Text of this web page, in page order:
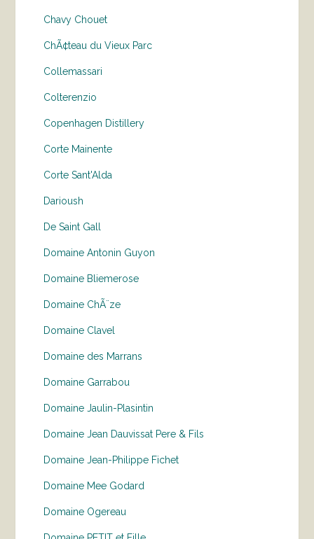
Chavy Chouet
ChÃ¢teau du Vieux Parc
Collemassari
Colterenzio
Copenhagen Distillery
Corte Mainente
Corte Sant'Alda
Darioush
De Saint Gall
Domaine Antonin Guyon
Domaine Bliemerose
Domaine ChÃ¨ze
Domaine Clavel
Domaine des Marrans
Domaine Garrabou
Domaine Jaulin-Plasintin
Domaine Jean Dauvissat Pere & Fils
Domaine Jean-Philippe Fichet
Domaine Mee Godard
Domaine Ogereau